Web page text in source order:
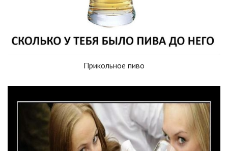
Прикольное пиво